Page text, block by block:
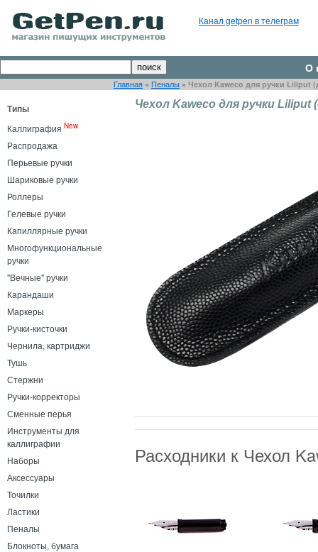
Канал getpen в телеграм
О
Главная » Пеналы » Чехол Kaweco для ручки Liliput
Типы
Каллиграфия New
Распродажа
Перьевые ручки
Шариковые ручки
Роллеры
Гелевые ручки
Капиллярные ручки
Многофункциональные
ручки
"Вечные" ручки
Карандаши
Маркеры
Ручки-кисточки
Чернила, картриджи
Тушь
Стержни
Ручки-корректоры
Сменные перья
Инструменты для
каллиграфии
Наборы
Аксессуары
Точилки
Ластики
Пеналы
Блокноты, бумага
Чехол Kaweco для ручки Liliput
Расходники к Чехол